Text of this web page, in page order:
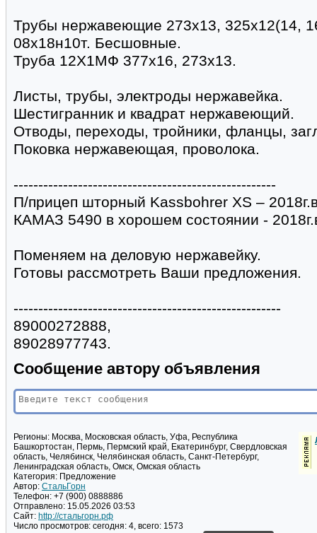
Трубы нержавеющие 273х13, 325х12(14,
08х18н10т. Бесшовные.
Труба 12Х1МФ 377х16, 273х13.
Листы, трубы, электроды нержавейка.
Шестигранник и квадрат нержавеющий.
Отводы, переходы, тройники, фланцы,
Поковка нержавеющая, проволока.
-----------------------------------------------------
П/прицеп шторный Kassbohrer XS –
КАМАЗ 5490 в хорошем состоянии -
Поменяем на деловую нержавейку.
Готовы рассмотреть Ваши предложения.
------------------------------------------------------
89000272888,
89028977743.
Сообщение автору объявления
Регионы: Москва, Московская область, Уфа, Республика
Башкортостан, Пермь, Пермский край, Екатеринбург, Свердловская
область, Челябинск, Челябинская область, Санкт-Петербург,
Ленинградская область, Омск, Омская область
Категория: Предложение
Автор: СтальГорн
Телефон: +7 (900) 0888886
Отправлено: 15.05.2026 03:53
Сайт: http://стальгорн.рф
Число просмотров: сегодня: 4, всего: 1573